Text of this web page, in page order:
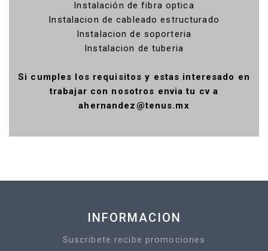
Instalación de fibra optica
Instalacion de cableado estructurado
Instalacion de soporteria
Instalacion de tuberia
Si cumples los requisitos y estas interesado en
trabajar con nosotros envia tu cv a
ahernandez@tenus.mx
INFORMACION
Suscribete recibe promociones